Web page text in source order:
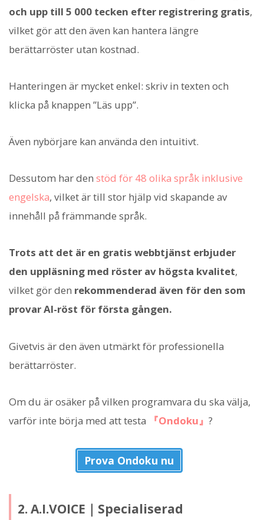
och upp till 5 000 tecken efter registrering gratis,
vilket gör att den även kan hantera längre
berättarröster utan kostnad.
Hanteringen är mycket enkel: skriv in texten och
klicka på knappen ”Läs upp”.
Även nybörjare kan använda den intuitivt.
Dessutom har den stöd för 48 olika språk inklusive
engelska, vilket är till stor hjälp vid skapande av
innehåll på främmande språk.
Trots att det är en gratis webbtjänst erbjuder
den uppläsning med röster av högsta kvalitet,
vilket gör den rekommenderad även för den som
provar AI-röst för första gången.
Givetvis är den även utmärkt för professionella
berättarröster.
Om du är osäker på vilken programvara du ska välja,
varför inte börja med att testa
『Ondoku』 ?
Prova Ondoku nu
2. A.I.VOICE｜Specialiserad